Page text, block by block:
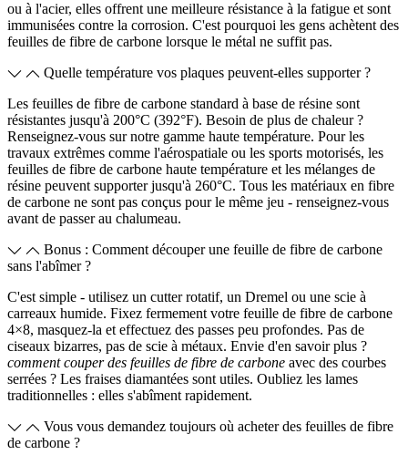
ou à l'acier, elles offrent une meilleure résistance à la fatigue et sont
immunisées contre la corrosion. C'est pourquoi les gens achètent des
feuilles de fibre de carbone lorsque le métal ne suffit pas.
Quelle température vos plaques peuvent-elles supporter ?
Les feuilles de fibre de carbone standard à base de résine sont
résistantes jusqu'à 200°C (392°F). Besoin de plus de chaleur ?
Renseignez-vous sur notre gamme haute température. Pour les
travaux extrêmes comme l'aérospatiale ou les sports motorisés, les
feuilles de fibre de carbone haute température et les mélanges de
résine peuvent supporter jusqu'à 260°C. Tous les matériaux en fibre
de carbone ne sont pas conçus pour le même jeu - renseignez-vous
avant de passer au chalumeau.
Bonus : Comment découper une feuille de fibre de carbone
sans l'abîmer ?
C'est simple - utilisez un cutter rotatif, un Dremel ou une scie à
carreaux humide. Fixez fermement votre feuille de fibre de carbone
4×8, masquez-la et effectuez des passes peu profondes. Pas de
ciseaux bizarres, pas de scie à métaux. Envie d'en savoir plus ?
comment couper des feuilles de fibre de carbone avec des courbes
serrées ? Les fraises diamantées sont utiles. Oubliez les lames
traditionnelles : elles s'abîment rapidement.
Vous vous demandez toujours où acheter des feuilles de fibre
de carbone ?